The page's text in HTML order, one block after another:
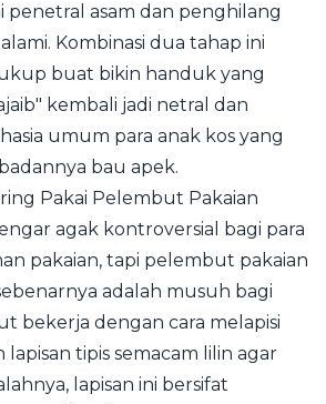
penetral asam dan penghilang
Kombinasi dua tahap ini
buat bikin handuk yang
kembali jadi netral dan
umum para anak kos yang
bau apek.
Pakai Pelembut Pakaian
agak kontroversial bagi para
pakaian, tapi pelembut pakaian
adalah musuh bagi
bekerja dengan cara melapisi
lapisan tipis semacam lilin agar
lapisan ini bersifat